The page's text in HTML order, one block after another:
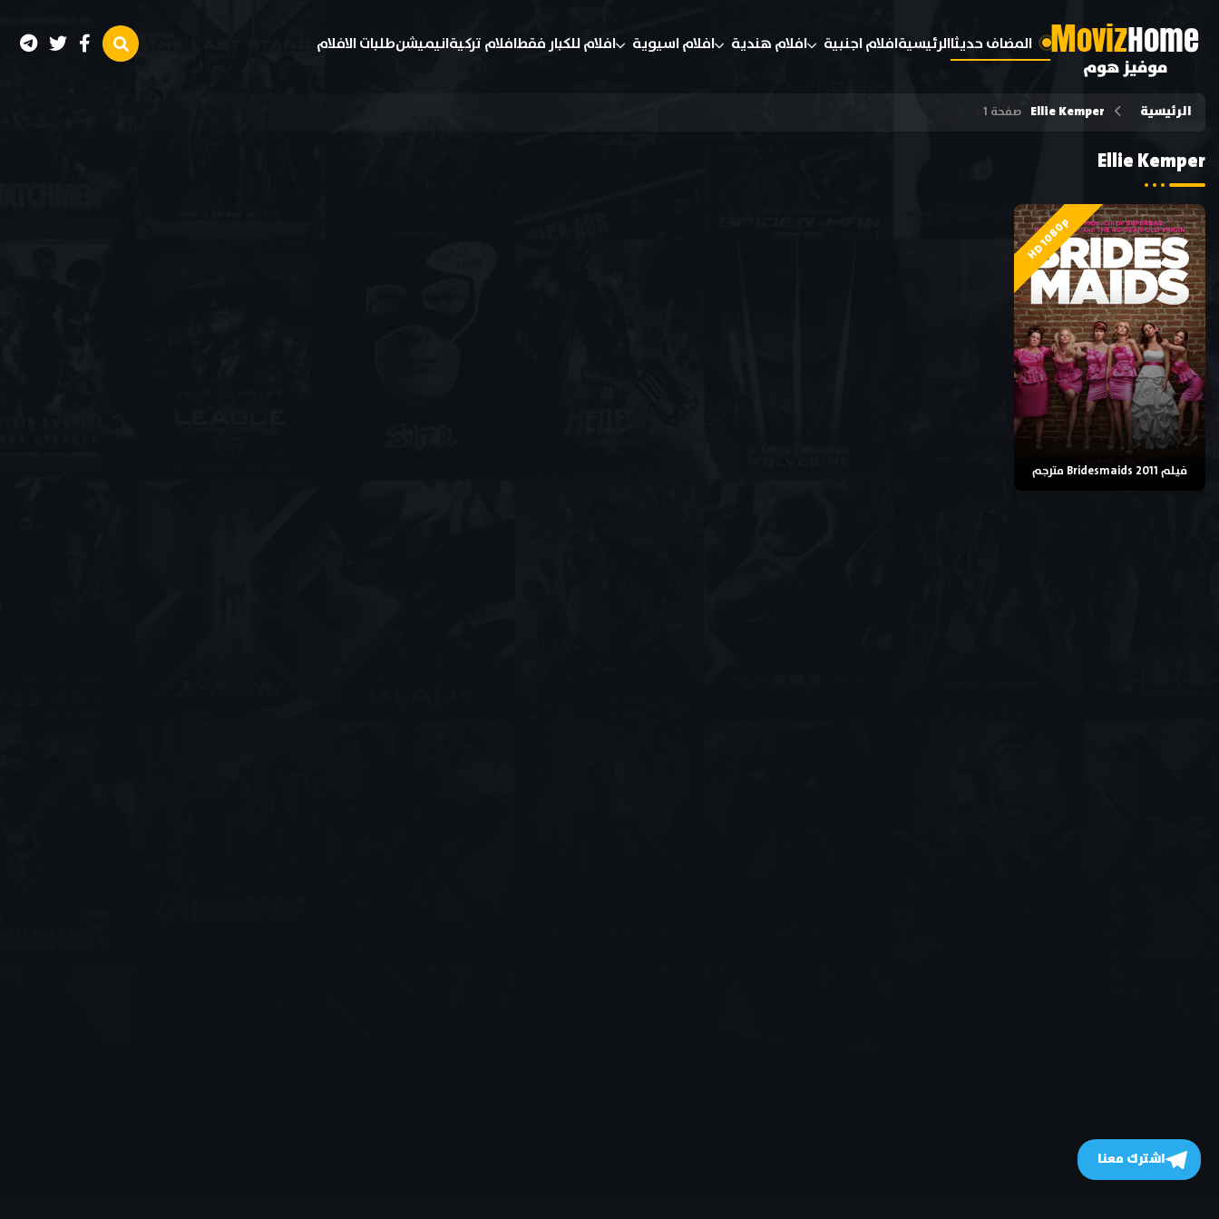
MovizHome
موفيز هوم
المضاف حديثاالرئيسيةافلام اجنبية افلام هندية افلام اسيوية افلام للكبار فقطافلام تركيةانيميشنطلبات الافلام
الرئيسية Ellie Kemper صفحة 1
Ellie Kemper
HD 1080p
فيلم Bridesmaids 2011 مترجم
اشترك معنا